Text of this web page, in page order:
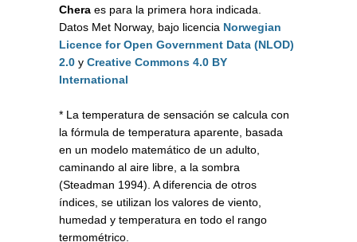
Chera es para la primera hora indicada.
Datos Met Norway, bajo licencia Norwegian
Licence for Open Government Data (NLOD)
2.0 y Creative Commons 4.0 BY
International
* La temperatura de sensación se calcula con
la fórmula de temperatura aparente, basada
en un modelo matemático de un adulto,
caminando al aire libre, a la sombra
(Steadman 1994). A diferencia de otros
índices, se utilizan los valores de viento,
humedad y temperatura en todo el rango
termométrico.